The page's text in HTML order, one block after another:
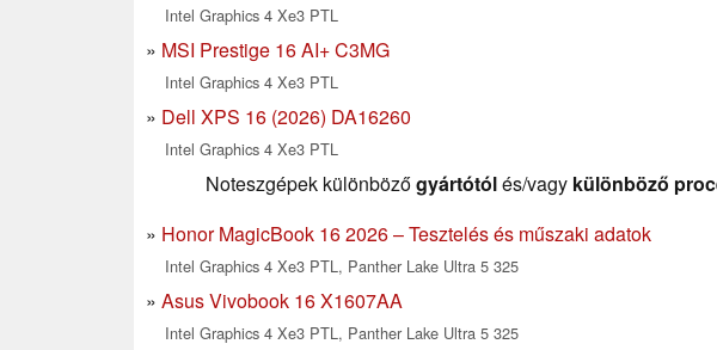
Intel Graphics 4 Xe3 PTL
MSI Prestige 16 AI+ C3MG
Intel Graphics 4 Xe3 PTL
Dell XPS 16 (2026) DA16260
Intel Graphics 4 Xe3 PTL
Noteszgépek különbözőgyártótólés/vagy különböző
Honor MagicBook 16 2026 – Tesztelés és műszaki adatok
Intel Graphics 4 Xe3 PTL, Panther Lake Ultra 5 325
Asus Vivobook 16 X1607AA
Intel Graphics 4 Xe3 PTL, Panther Lake Ultra 5 325